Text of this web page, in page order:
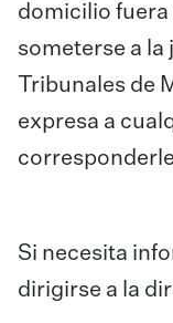
domicilio fuera
someterse a
Tribunales de
expresa a
Si necesita
dirigirse a la